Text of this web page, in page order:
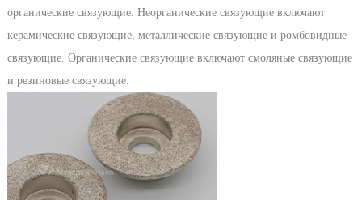
органические связующие. Неорганические связующие включают
керамические связующие, металлические связующие и ромбовидные
связующие. Органические связующие включают смоляные связующие
и резиновые связующие.